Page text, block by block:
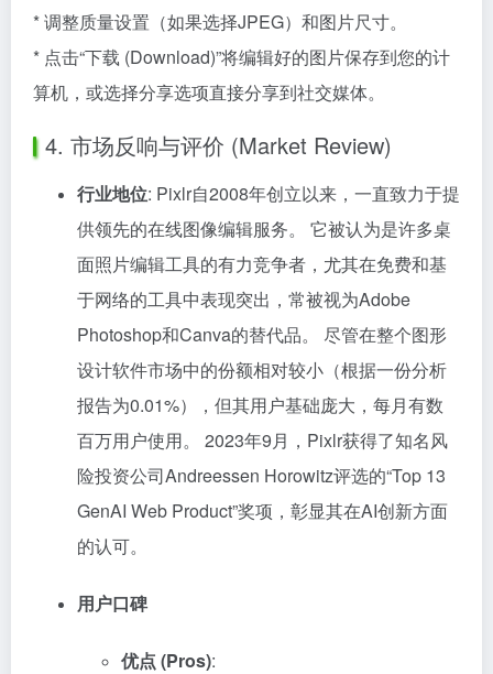
* 调整质量设置（如果选择JPEG）和图片尺寸。
* 点击“下载 (Download)”将编辑好的图片保存到您的计
算机，或选择分享选项直接分享到社交媒体。
4. 市场反响与评价 (Market Review)
行业地位: Pixlr自2008年创立以来，一直致力于提
供领先的在线图像编辑服务。 它被认为是许多桌
面照片编辑工具的有力竞争者，尤其在免费和基
于网络的工具中表现突出，常被视为Adobe
Photoshop和Canva的替代品。 尽管在整个图形
设计软件市场中的份额相对较小（根据一份分析
报告为0.01%），但其用户基础庞大，每月有数
百万用户使用。 2023年9月，Pixlr获得了知名风
险投资公司Andreessen Horowitz评选的“Top 13
GenAI Web Product”奖项，彰显其在AI创新方面
的认可。
用户口碑
优点 (Pros):